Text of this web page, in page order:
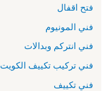
فتح اقفال
فني المونيوم
فني انتركم وبدالات
فني تركيب تكييف الكويت
فني تكييف